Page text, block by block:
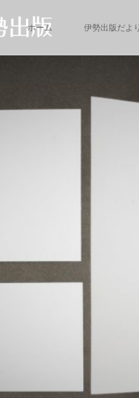
ホーム 伊勢出版だより